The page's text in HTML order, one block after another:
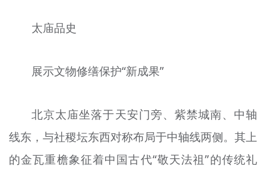
太庙品史
展示文物修缮保护“新成果”
北京太庙坐落于天安门旁、紫禁城南、中轴
线东，与社稷坛东西对称布局于中轴线两侧。其上
的金瓦重檐象征着中国古代“敬天法祖”的传统礼